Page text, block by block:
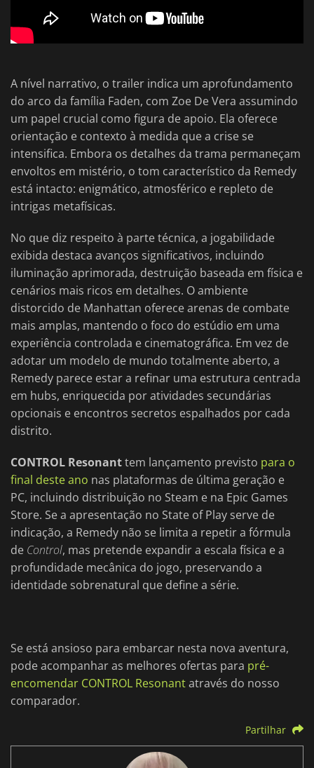
A nível narrativo, o trailer indica um aprofundamento
do arco da família Faden, com Zoe De Vera assumindo
um papel crucial como figura de apoio. Ela oferece
orientação e contexto à medida que a crise se
intensifica. Embora os detalhes da trama permaneçam
envoltos em mistério, o tom característico da Remedy
está intacto: enigmático, atmosférico e repleto de
intrigas metafísicas.
No que diz respeito à parte técnica, a jogabilidade
exibida destaca avanços significativos, incluindo
iluminação aprimorada, destruição baseada em física e
cenários mais ricos em detalhes. O ambiente
distorcido de Manhattan oferece arenas de combate
mais amplas, mantendo o foco do estúdio em uma
experiência controlada e cinematográfica. Em vez de
adotar um modelo de mundo totalmente aberto, a
Remedy parece estar a refinar uma estrutura centrada
em hubs, enriquecida por atividades secundárias
opcionais e encontros secretos espalhados por cada
distrito.
CONTROL Resonanttem lançamento previsto para o
final deste ano nas plataformas de última geração e
PC, incluindo distribuição no Steam e na Epic Games
Store. Se a apresentação no State of Play serve de
indicação, a Remedy não se limita a repetir a fórmula
de Control, mas pretende expandir a escala física e a
profundidade mecânica do jogo, preservando a
identidade sobrenatural que define a série.
Se está ansioso para embarcar nesta nova aventura,
pode acompanhar as melhores ofertas para pré-
encomendar CONTROL Resonantatravés do nosso
comparador.
Partilhar